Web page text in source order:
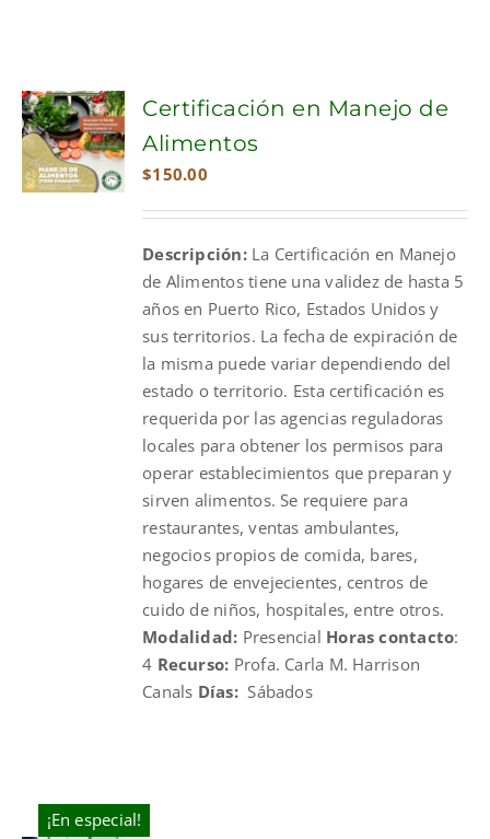
ADD TO
CART
Certificación en Manejo de
Alimentos
$150.00
Descripción: La Certificación en Manejo
de Alimentos tiene una validez de hasta 5
años en Puerto Rico, Estados Unidos y
sus territorios. La fecha de expiración de
la misma puede variar dependiendo del
estado o territorio. Esta certificación es
requerida por las agencias reguladoras
locales para obtener los permisos para
operar establecimientos que preparan y
sirven alimentos. Se requiere para
restaurantes, ventas ambulantes,
negocios propios de comida, bares,
hogares de envejecientes, centros de
cuido de niños, hospitales, entre otros.
Modalidad: Presencial Horas contacto:
4 Recurso: Profa. Carla M. Harrison
Canals Días:Sábados
¡En especial!